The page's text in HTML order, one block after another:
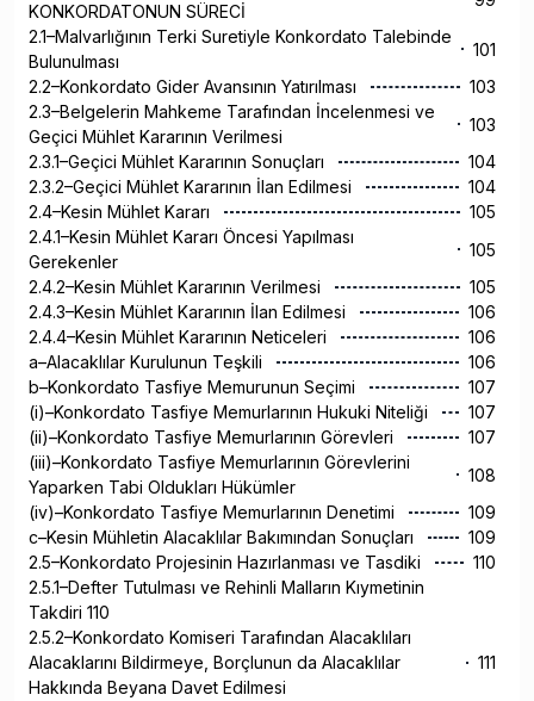
KONKORDATONUN SÜRECİ
2.1–Malvarlığının Terki Suretiyle Konkordato Talebinde
Bulunulması
101
2.2–Konkordato Gider Avansının Yatırılması
103
2.3–Belgelerin Mahkeme Tarafından İncelenmesi ve
Geçici Mühlet Kararının Verilmesi
103
2.3.1–Geçici Mühlet Kararının Sonuçları
104
2.3.2–Geçici Mühlet Kararının İlan Edilmesi
104
2.4–Kesin Mühlet Kararı
105
2.4.1–Kesin Mühlet Kararı Öncesi Yapılması
Gerekenler
105
2.4.2–Kesin Mühlet Kararının Verilmesi
105
2.4.3–Kesin Mühlet Kararının İlan Edilmesi
106
2.4.4–Kesin Mühlet Kararının Neticeleri
106
a–Alacaklılar Kurulunun Teşkili
106
b–Konkordato Tasfiye Memurunun Seçimi
107
(i)–Konkordato Tasfiye Memurlarının Hukuki Niteliği
107
(ii)–Konkordato Tasfiye Memurlarının Görevleri
107
(iii)–Konkordato Tasfiye Memurlarının Görevlerini
Yaparken Tabi Oldukları Hükümler
108
(iv)–Konkordato Tasfiye Memurlarının Denetimi
109
c–Kesin Mühletin Alacaklılar Bakımından Sonuçları
109
2.5–Konkordato Projesinin Hazırlanması ve Tasdiki
110
2.5.1–Defter Tutulması ve Rehinli Malların Kıymetinin
Takdiri 110
2.5.2–Konkordato Komiseri Tarafından Alacaklıları
Alacaklarını Bildirmeye, Borçlunun da Alacaklılar
Hakkında Beyana Davet Edilmesi
111